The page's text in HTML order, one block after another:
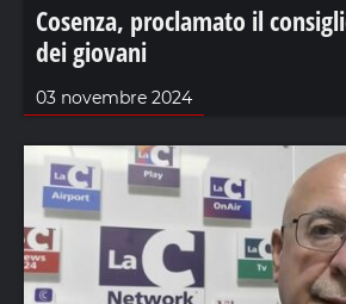
Cosenza, proclamato il
dei giovani
03 novembre 2024